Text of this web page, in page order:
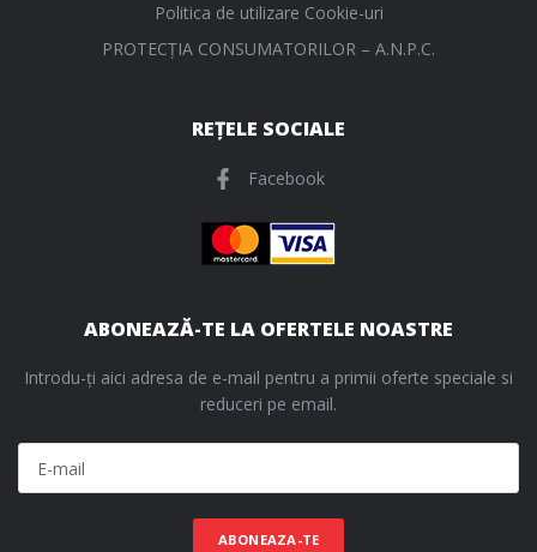
Politica de utilizare Cookie-uri
PROTECŢIA CONSUMATORILOR – A.N.P.C.
REȚELE SOCIALE
Facebook
ABONEAZĂ-TE LA OFERTELE NOASTRE
Introdu-ți aici adresa de e-mail pentru a primii oferte speciale si
reduceri pe email.
ABONEAZA-TE